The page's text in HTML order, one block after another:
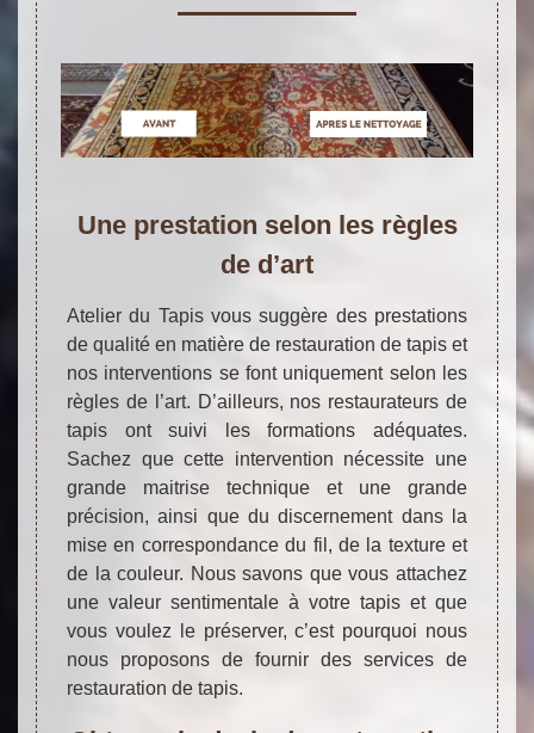
Une prestation selon les règles
de d’art
Atelier du Tapis vous suggère des prestations
de qualité en matière de restauration de tapis et
nos interventions se font uniquement selon les
règles de l’art. D’ailleurs, nos restaurateurs de
tapis ont suivi les formations adéquates.
Sachez que cette intervention nécessite une
grande maitrise technique et une grande
précision, ainsi que du discernement dans la
mise en correspondance du fil, de la texture et
de la couleur. Nous savons que vous attachez
une valeur sentimentale à votre tapis et que
vous voulez le préserver, c’est pourquoi nous
nous proposons de fournir des services de
restauration de tapis.